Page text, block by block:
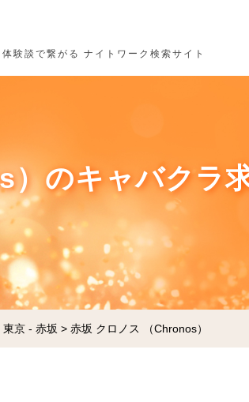
験談で繋がる ナイトワーク検索サイト
のキャバクラ
東京 - 赤坂 > 赤坂 クロノス （Chronos）